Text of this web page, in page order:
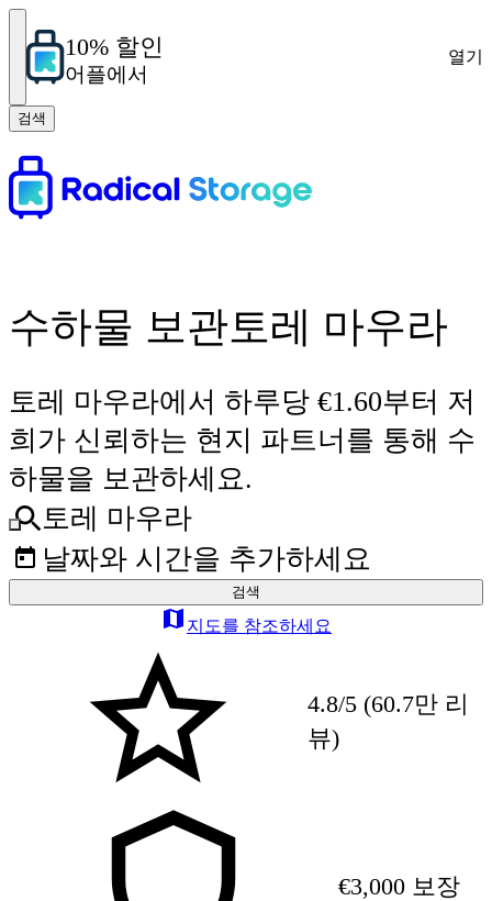
10% 할인
어플에서
열기
검색
수하물 보관토레 마우라
토레 마우라에서 하루당 €1.60부터 저
희가 신뢰하는 현지 파트너를 통해 수
하물을 보관하세요.
토레 마우라
날짜와 시간을 추가하세요
검색
지도를 참조하세요
4.8/5 (60.7만 리
뷰)
€3,000 보장